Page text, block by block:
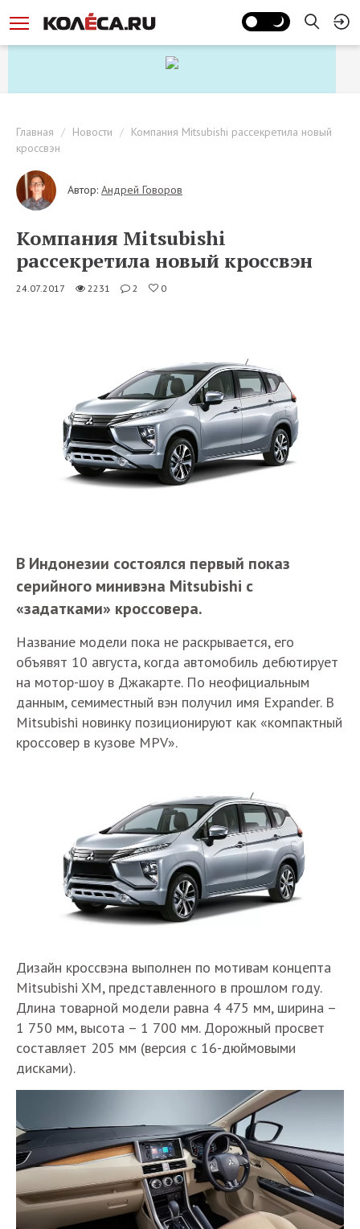
Главная Новости
Компания Mitsubishi рассекретила новый
кроссвэн
Автор: Андрей Говоров
Компания Mitsubishi
рассекретила новый кроссвэн
24.07.2017 2231 2 0
В Индонезии состоялся первый показ
серийного минивэна Mitsubishi с
«задатками» кроссовера.
Название модели пока не раскрывается, его
объявят 10 августа, когда автомобиль дебютирует
на мотор-шоу в Джакарте. По неофициальным
данным, семиместный вэн получил имя Expander. В
Mitsubishi новинку позиционируют как «компактный
кроссовер в кузове MPV».
Дизайн кроссвэна выполнен по мотивам концепта
Mitsubishi XM, представленного в прошлом году.
Длина товарной модели равна 4 475 мм, ширина –
1 750 мм, высота – 1 700 мм. Дорожный просвет
составляет 205 мм (версия с 16-дюймовыми
дисками).